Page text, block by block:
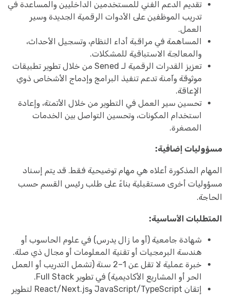
تقديم الدعم الفني للمستخدمين الداخليين والمساعدة في
تدريب الموظفين على الأدوات الرقمية الجديدة وسير
العمل.
المساهمة في مراقبة أداء النظام، وتسجيل الأحداث،
والمعالجة الاستباقية للمشكلات.
تعزيز القدرات الرقمية لـ Sened من خلال تطوير تطبيقات
موثوقة وآمنة تدعم تنفيذ البرامج وإدماج الأشخاص ذوي
الإعاقة.
تحسين سير العمل في التطوير من خلال الأتمتة، وإعادة
استخدام المكونات، وتحسين التواصل بين الخدمات
المصغرة.
مسؤوليات إضافية:
المهام المذكورة أعلاه هي مهام توضيحية فقط. قد يتم إسناد
مسؤوليات أخرى مستقبلية بناءً على طلب رئيس القسم حسب
الحاجة.
المتطلبات الأساسية:
شهادة جامعية (أو ما زال يدرس) في علوم الحاسوب أو
هندسة البرمجيات أو تقنية المعلومات أو مجال ذي صلة.
خبرة عملية لا تقل عن 1–2 سنة (تشمل التدريب أو العمل
الحر أو المشاريع الأكاديمية) في تطوير Full Stack.
إتقان JavaScript/TypeScript وReact/Next.js لتطوير